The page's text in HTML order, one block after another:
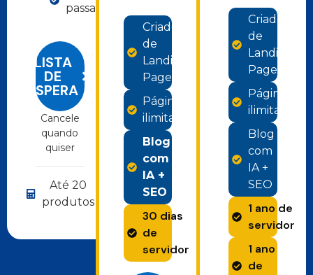
passageiros
LISTA
DE
ESPERA
Cancele
quando
quiser
Até 20
produtos
Criador
de
Landing
Pages
Páginas
ilimitadas
Blog
com
IA +
SEO
30 dias
de
servidor
Criador
de
Landing
Pages
Páginas
ilimitadas
Blog
com
IA +
SEO
1 ano de
servidor
1 ano
de